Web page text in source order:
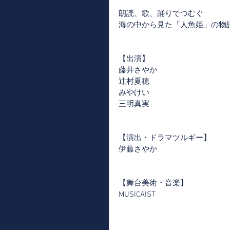
朗読、歌、踊りでつむぐ
海の中から見た「人魚姫」の物
【出演】
藤井さやか
辻村夏穂
みやけい
三明真実
【演出・ドラマツルギー】
伊藤さやか
【舞台美術・音楽】
MUSICAIST